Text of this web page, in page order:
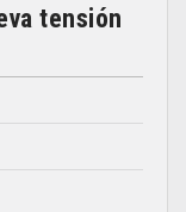
tensión